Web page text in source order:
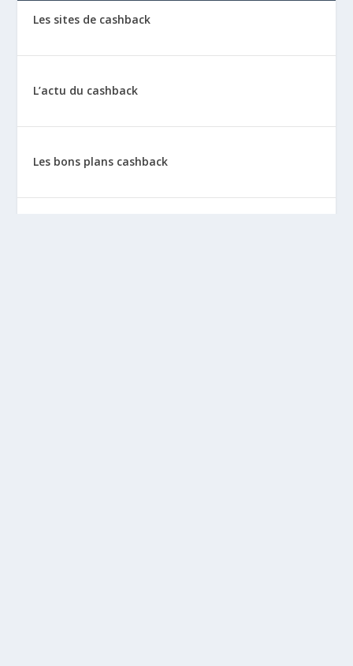
Les sites de cashback
L’actu du cashback
Les bons plans cashback